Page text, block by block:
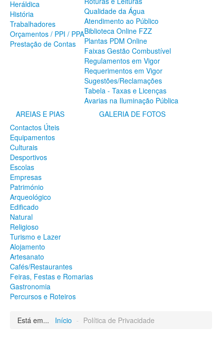
SERVIÇOS
A Minha Rua
Abastecimento de Água
Roturas e Leituras
Atendimento ao Público
Biblioteca Online FZZ
Faixas Gestão Combustível
Regulamentos em Vigor
Requerimentos em Vigor
Sugestões/Reclamações
Tabela - Taxas e Licenças
Avarias na Iluminação Pública
AREIAS E PIAS
Contactos Úteis
Equipamentos
Culturais
Desportivos
Escolas
Empresas
Património
Arqueológico
Edificado
Natural
Religioso
Turismo e Lazer
Alojamento
Artesanato
Feiras, Festas e Romarias
Heráldica
História
Trabalhadores
Orçamentos / PPI / PPA
Prestação de Contas
Qualidade da Água
Atendimento ao Público
Biblioteca Online FZZ
Plantas PDM Online
Faixas Gestão Combustível
Regulamentos em Vigor
Requerimentos em Vigor
Sugestões/Reclamações
Tabela - Taxas e Licenças
Avarias na Iluminação Pública
AREIAS E PIAS
Contactos Úteis
Equipamentos
Culturais
Desportivos
Escolas
Empresas
Património
Arqueológico
Edificado
Natural
Religioso
Turismo e Lazer
Alojamento
Artesanato
Cafés/Restaurantes
Feiras, Festas e Romarias
Gastronomia
Percursos e Roteiros
GALERIA DE FOTOS
Está em... Início - Política de Privacidade